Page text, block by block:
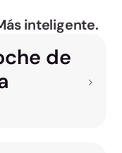
inteligente.
de